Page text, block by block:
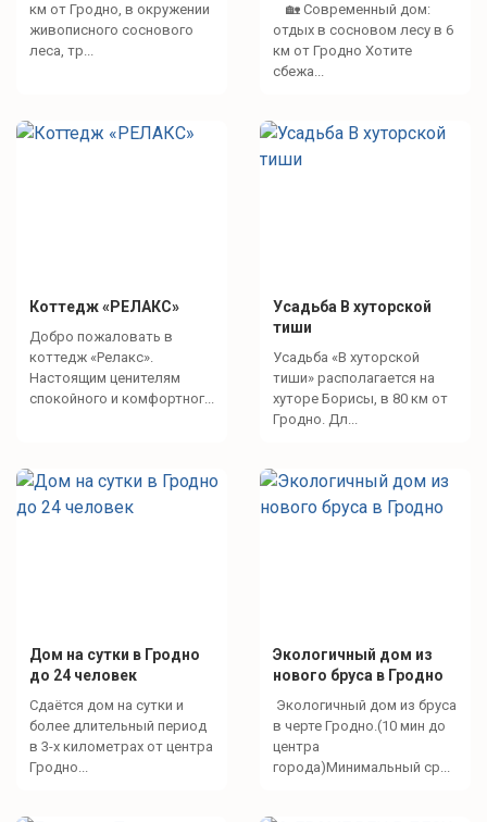
км от Гродно, в окружении
живописного соснового
леса, тр...
🏡 Современный дом:
отдых в сосновом лесу в 6
км от Гродно Хотите
сбежа...
Коттедж «РЕЛАКС»
Добро пожаловать в
коттедж «Релакс».
Настоящим ценителям
спокойного и комфортног...
Усадьба В хуторской
тиши
Усадьба «В хуторской
тиши» располагается на
хуторе Борисы, в 80 км от
Гродно. Дл...
Дом на сутки в Гродно
до 24 человек
Сдаётся дом на сутки и
более длительный период
в 3-х километрах от центра
Гродно...
Экологичный дом из
нового бруса в Гродно
Экологичный дом из бруса
в черте Гродно.(10 мин до
центра
города)Минимальный ср...